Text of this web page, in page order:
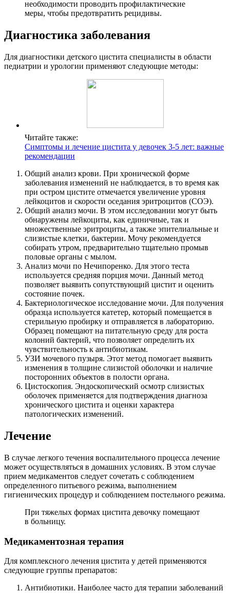
необходимости проводить профилактические
меры, чтобы предотвратить рецидивы.
Диагностика заболевания
Для диагностики детского цистита специалисты в области
педиатрии и урологии применяют следующие методы:
Читайте также:
Симптомы и лечение цистита у девочек 3-5 лет: важные
рекомендации
Общий анализ крови. При хронической форме
заболевания изменений не наблюдается, в то время как
при остром цистите отмечается увеличение уровня
лейкоцитов и скорости оседания эритроцитов (СОЭ).
Общий анализ мочи. В этом исследовании могут быть
обнаружены лейкоциты, как единичные, так и
множественные эритроциты, а также эпителиальные и
слизистые клетки, бактерии. Мочу рекомендуется
собирать утром, предварительно тщательно промыв
половые органы с мылом.
Анализ мочи по Нечипоренко. Для этого теста
используется средняя порция мочи. Данный метод
позволяет выявить сопутствующий цистит и оценить
состояние почек.
Бактериологическое исследование мочи. Для получения
образца используется катетер, который помещается в
стерильную пробирку и отправляется в лабораторию.
Образец помещают на питательную среду для роста
колоний бактерий, что позволяет определить их
чувствительность к антибиотикам.
УЗИ мочевого пузыря. Этот метод помогает выявить
изменения в толщине слизистой оболочки и наличие
посторонних объектов в полости органа.
Цистоскопия. Эндоскопический осмотр слизистых
оболочек применяется для подтверждения диагноза
хронического цистита и оценки характера
патологических изменений.
Лечение
В случае легкого течения воспалительного процесса лечение
может осуществляться в домашних условиях. В этом случае
прием медикаментов следует сочетать с соблюдением
определенного питьевого режима, выполнением
гигиенических процедур и соблюдением постельного режима.
При тяжелых формах цистита девочку помещают
в больницу.
Медикаментозная терапия
Для комплексного лечения цистита у детей применяются
следующие группы препаратов:
Антибиотики. Наиболее часто для терапии заболеваний